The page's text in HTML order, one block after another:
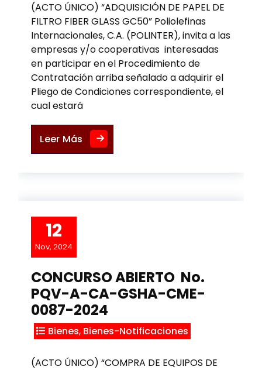
(ACTO ÚNICO) “ADQUISICIÓN DE PAPEL DE
FILTRO FIBER GLASS GC50” Poliolefinas
Internacionales, C.A. (POLINTER), invita a las
empresas y/o cooperativas interesadas
en participar en el Procedimiento de
Contratación arriba señalado a adquirir el
Pliego de Condiciones correspondiente, el
cual estará
Leer Más CONCURSO ABIERTO No. PQV-A-
12
Nov, 2024
CONCURSO ABIERTO No.
PQV-A-CA-GSHA-CME-
0087-2024
Bienes, Bienes-Notificaciones
(ACTO ÚNICO) “COMPRA DE EQUIPOS DE